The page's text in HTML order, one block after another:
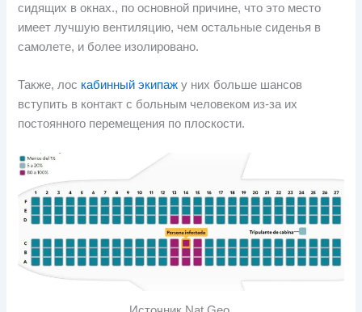
сидящих в окнах., по основной причине, что это место
имеет лучшую вентиляцию, чем остальные сиденья в
самолете, и более изолировано.
Также, лос кабинный экипаж у них больше шансов
вступить в контакт с больным человеком из-за их
постоянного перемещения по плоскости.